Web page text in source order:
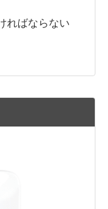
ればならない